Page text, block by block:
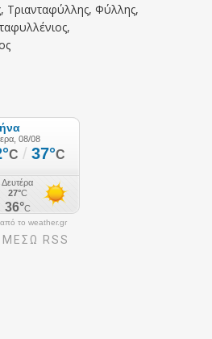
Τριανταφύλλης, Φύλλης,
το weather.gr
RSS